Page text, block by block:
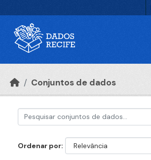
Conjuntos de dados
Ordenar por